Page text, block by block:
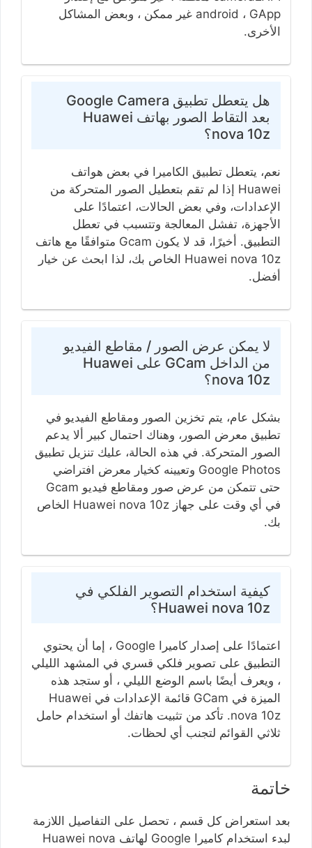
android ، GApp غير ممكن ، وبعض المشاكل
الأخرى.
هل يتعطل تطبيق Google Camera
بعد التقاط الصور بهاتف Huawei
nova 10z؟
نعم، يتعطل تطبيق الكاميرا في بعض هواتف
Huawei إذا لم تقم بتعطيل الصور المتحركة من
الإعدادات، وفي بعض الحالات، اعتمادًا على
الأجهزة، تفشل المعالجة وتتسبب في تعطل
التطبيق. أخيرًا، قد لا يكون Gcam متوافقًا مع هاتف
Huawei nova 10z الخاص بك، لذا ابحث عن خيار
أفضل.
لا يمكن عرض الصور / مقاطع الفيديو
من الداخل GCam على Huawei
nova 10z؟
بشكل عام، يتم تخزين الصور ومقاطع الفيديو في
تطبيق معرض الصور، وهناك احتمال كبير ألا يدعم
الصور المتحركة. في هذه الحالة، عليك تنزيل تطبيق
Google Photos وتعيينه كخيار معرض افتراضي
حتى تتمكن من عرض صور ومقاطع فيديو Gcam
في أي وقت على جهاز Huawei nova 10z الخاص
بك.
كيفية استخدام التصوير الفلكي في
Huawei nova 10z؟
اعتمادًا على إصدار كاميرا Google ، إما أن يحتوي
التطبيق على تصوير فلكي قسري في المشهد الليلي
، ويعرف أيضًا باسم الوضع الليلي ، أو ستجد هذه
الميزة في GCam قائمة الإعدادات في Huawei
nova 10z. تأكد من تثبيت هاتفك أو استخدام حامل
ثلاثي القوائم لتجنب أي لحظات.
خاتمة
بعد استعراض كل قسم ، تحصل على التفاصيل اللازمة
لبدء استخدام كاميرا Google لهاتف Huawei nova